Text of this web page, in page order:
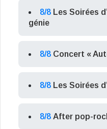
8/8 Les Soirées
génie
8/8 Concert «
8/8 Les Soirées
8/8 After pop-